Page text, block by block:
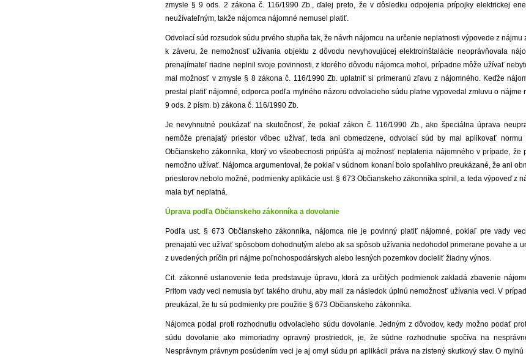
zmysle § 9 ods. 2 zákona č. 116/1990 Zb., ďalej preto, že v dôsledku odpojenia prípojky elektrickej
neužívateľným, takže nájomca nájomné nemusel platiť.
Odvolací súd rozsudok súdu prvého stupňa tak, že návrh nájomcu na určenie neplatnosti výpovede z nájmu
k záveru, že nemožnosť užívania objektu z dôvodu nevyhovujúcej elektroinštalácie neoprávňovala
prenajímateľ riadne neplnil svoje povinnosti, z ktorého dôvodu nájomca mohol, prípadne môže užívať
mal možnosť v zmysle § 8 zákona č. 116/1990 Zb. uplatniť si primeranú zľavu z nájomného. Keďže
prestal platiť nájomné, odporca podľa mylného názoru odvolacieho súdu platne vypovedal zmluvu o nájme
9 ods. 2 písm. b) zákona č. 116/1990 Zb.
Je nevyhnutné poukázať na skutočnosť, že pokiaľ zákon č. 116/1990 Zb., ako špeciálna úprava
nemôže prenajatý priestor vôbec užívať, teda ani obmedzene, odvolací súd by mal aplikovať
Občianskeho zákonníka, ktorý vo všeobecnosti pripúšťa aj možnosť neplatenia nájomného v prípade, že
nemožno užívať. Nájomca argumentoval, že pokiaľ v súdnom konaní bolo spoľahlivo preukázané, že ani
priestorov nebolo možné, podmienky aplikácie ust. § 673 Občianskeho zákonníka splnil, a teda výpoveď z
mala byť neplatná.
Úprava podľa Občianskeho zákonníka a dovolanie
Podľa ust. § 673 Občianskeho zákonníka, nájomca nie je povinný platiť nájomné, pokiaľ pre vady
prenajatú vec užívať spôsobom dohodnutým alebo ak sa spôsob užívania nedohodol primerane povahe a
z uvedených príčin pri nájme poľnohospodárskych alebo lesných pozemkov docieliť žiadny výnos.
Cit. zákonné ustanovenie teda predstavuje úpravu, ktorá za určitých podmienok zakladá zbavenie
Pritom vady veci nemusia byť takého druhu, aby mali za následok úplnú nemožnosť užívania veci. V
preukázal, že tu sú podmienky pre použitie § 673 Občianskeho zákonníka.
Nájomca podal proti rozhodnutiu odvolacieho súdu dovolanie. Jedným z dôvodov, kedy možno podať
súdu dovolanie ako mimoriadny opravný prostriedok, je, že súdne rozhodnutie spočíva na
Nesprávnym právnym posúdením veci je aj omyl súdu pri aplikácii práva na zistený skutkový stav. O